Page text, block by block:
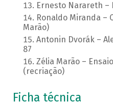
Ernesto Narareth –
Ronaldo Miranda –
Marão)
Antonin Dvorák –
87
Zélia Marão –
(recriação)
Ficha técnica